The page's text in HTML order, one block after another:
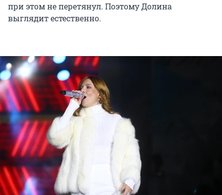
при этом не перетянул. Поэтому Долина
выглядит естественно.